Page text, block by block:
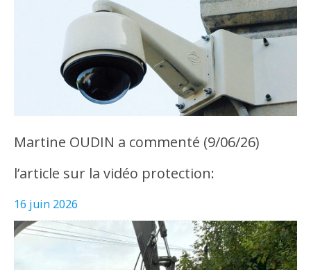
Martine OUDIN a commenté (9/06/26)
l’article sur la vidéo protection:
16 juin 2026